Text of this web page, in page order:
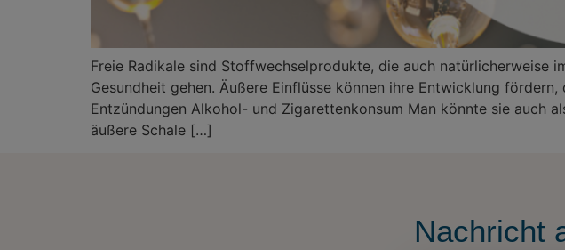
Freie Radikale sind Stoffwechselprodukte, die auch natürlicherweise
Gesundheit gehen. Äußere Einflüsse können ihre Entwicklung
Entzündungen Alkohol- und Zigarettenkonsum Man könnte sie auch
äußere Schale […]
Nachricht